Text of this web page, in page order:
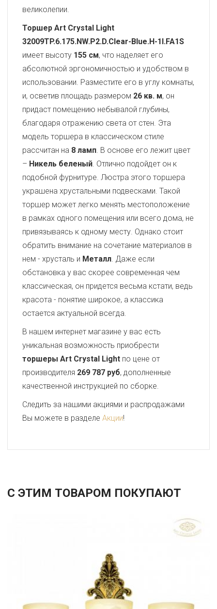
великолепии.
Торшер Art Crystal Light
32009TP.6.175.NW.P2.D.Clear-Blue.H-1I.FA1S
имеет высоту 155 см, что наделяет его
абсолютной эргономичностью и удобством в
использовании. Разместите его в углу комнаты,
и, осветив площадь размером 26 кв. м, он
придаст помещению небывалой глубины,
благодаря отражению света от стен. Эта
модель торшера в классическом стиле
рассчитан на 8 ламп. В основе его лежит цвет
– Никель беленый. Отлично подойдет он к
подобной фурнитуре. Люстра этого торшера
украшена хрустальными подвесками. Такой
торшер может легко менять местоположение
в рамках одного помещения или всего дома, не
привязываясь к одному месту. Однако стоит
обратить внимание на сочетание материалов в
нем - хрусталь и Металл. Даже если
обстановка у вас скорее современная чем
классическая, он придется весьма кстати, ведь
красота - понятие широкое, а классика
остается актуальной всегда.
В нашем интернет магазине у вас есть
уникальная возможность приобрести
торшеры Art Crystal Light по цене от
производителя 269 787 руб, дополненные
качественной инструкцией по сборке.
Следить за нашими акциями и распродажами
Вы можете в разделе Акции!
С ЭТИМ ТОВАРОМ ПОКУПАЮТ